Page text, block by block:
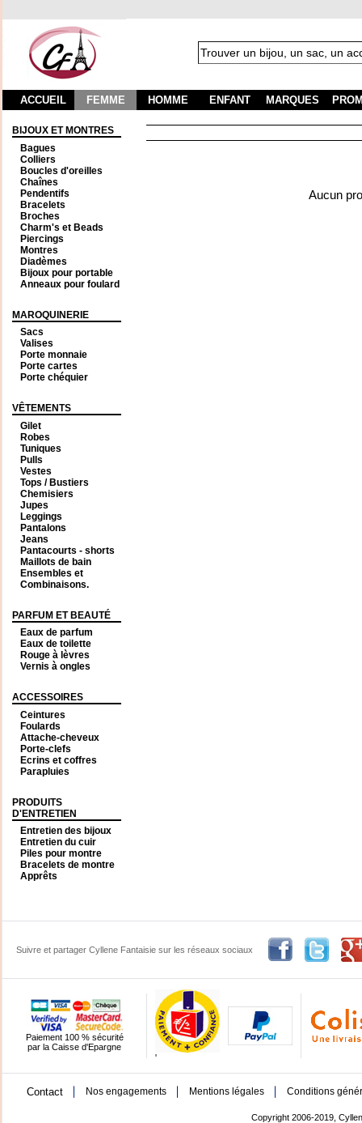
ACCUEIL FEMME HOMME ENFANT MARQUES
BIJOUX ET MONTRES
Bagues
Colliers
Boucles d'oreilles
Chaînes
Pendentifs
Bracelets
Broches
Charm's et Beads
Piercings
Montres
Diadèmes
Bijoux pour portable
Anneaux pour foulard
MAROQUINERIE
Sacs
Valises
Porte monnaie
Porte cartes
Porte chéquier
VÊTEMENTS
Gilet
Robes
Tuniques
Pulls
Vestes
Tops / Bustiers
Chemisiers
Jupes
Leggings
Pantalons
Jeans
Pantacourts - shorts
Maillots de bain
Ensembles et
Combinaisons.
PARFUM ET BEAUTÉ
Eaux de parfum
Eaux de toilette
Rouge à lèvres
Vernis à ongles
ACCESSOIRES
Ceintures
Foulards
Attache-cheveux
Porte-clefs
Ecrins et coffres
Parapluies
PRODUITS
D'ENTRETIEN
Entretien des bijoux
Entretien du cuir
Piles pour montre
Bracelets de montre
Apprêts
Aucun
Suivre et partager Cyllene Fantaisie sur les réseaux sociaux
Paiement 100 % sécurité
par la Caisse d'Epargne
'
Contact Nos engagements Mentions légales Conditions
Copyright 2006-2019,